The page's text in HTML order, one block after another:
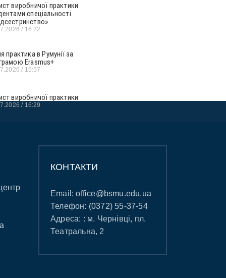
виробничої практики
спеціальності
16:22
практика в Румунії за
Erasmus+
15:57
виробничої практики
16:29
КОНТАКТИ
Email:office@bsmu.edu.ua
Телефон: (0372) 55-37-54
Адреса: : м. Чернівці, пл.
Театральна, 2